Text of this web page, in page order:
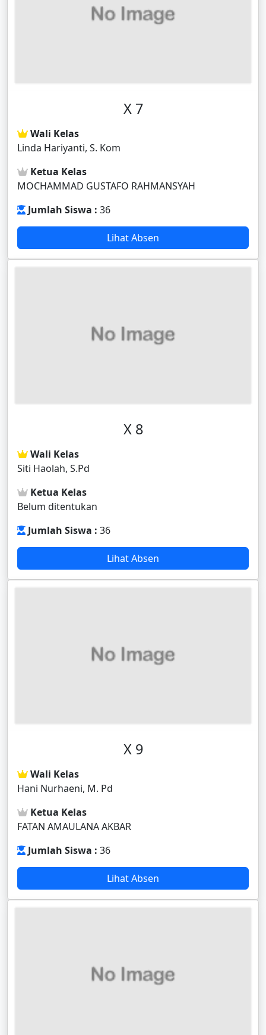
X 7
Wali Kelas
Linda Hariyanti, S. Kom
Ketua Kelas
MOCHAMMAD GUSTAFO RAHMANSYAH
Jumlah Siswa : 36
Lihat Absen
X 8
Wali Kelas
Siti Haolah, S.Pd
Ketua Kelas
Belum ditentukan
Jumlah Siswa : 36
Lihat Absen
X 9
Wali Kelas
Hani Nurhaeni, M. Pd
Ketua Kelas
FATAN AMAULANA AKBAR
Jumlah Siswa : 36
Lihat Absen